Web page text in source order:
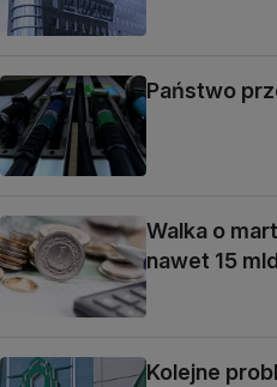
Państwo
Walka o
nawet 15
Kolejne